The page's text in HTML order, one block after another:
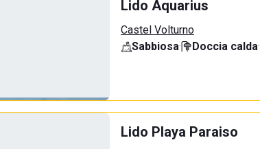
Lido Aquarius
Castel Volturno
Sabbiosa· Doccia calda·
Lido Playa Paraiso